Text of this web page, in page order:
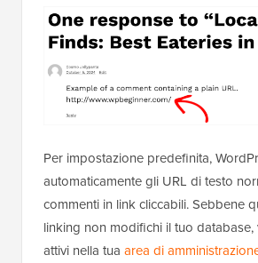
Per impostazione predefinita,
automaticamente gli URL di testo
commenti in link cliccabili. Sebbene
linking non modifichi il tuo database,
attivi nella tua area di